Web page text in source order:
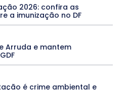
SELETIVO
PUBLIEDITORIAL
PROFISSIONAL
RESIDÊNCIA
SEGURANÇA
Soltando o Verbo
TEATRO
Utilidade Pública ZikaVirus
Mais
2026: confira as
a imunização no DF
Arruda e mantem
é crime ambiental e